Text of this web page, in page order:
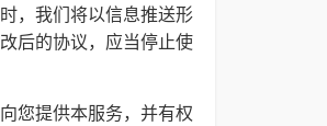
，我们将以信息推送形
后的协议，应当停止使
您提供本服务，并有权